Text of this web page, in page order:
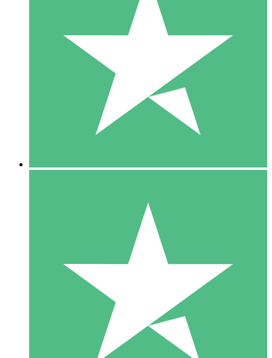
Individuele Creditpakketten
Betaal per gebruik met downloadtegoeden. Geen maandelijkse
1000
10 Downloaden
20 00